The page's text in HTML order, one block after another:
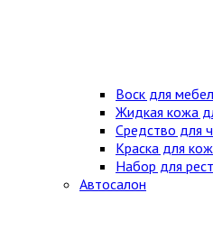
Воск для
Жидкая кожа
Средство для
Краска для
Набор для
Автосалон